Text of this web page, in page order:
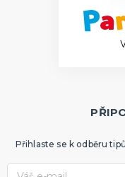
Přihlaste se k odběru